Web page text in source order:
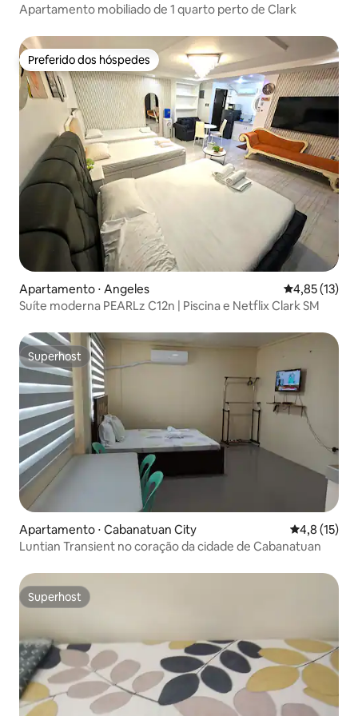
Apartamento mobiliado de 1 quarto perto de Clark
Preferido dos hóspedes
Preferido dos hóspedes
Apartamento ⋅ Angeles 4,85 de uma
4,85 (13)
Suíte moderna PEARLz C12n | Piscina e Netflix Clark SM
Superhost
Superhost
Apartamento ⋅ Cabanatuan City 4,8 de uma
4,8 (15)
Luntian Transient no coração da cidade de Cabanatuan
Superhost
Superhost